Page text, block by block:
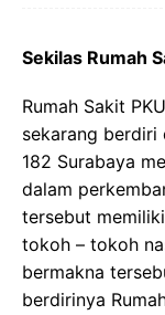
Sekilas Rumah
Rumah Sakit
sekarang berdiri
182 Surabaya
dalam
tersebut
tokoh – tokoh
bermakna
berdirinya